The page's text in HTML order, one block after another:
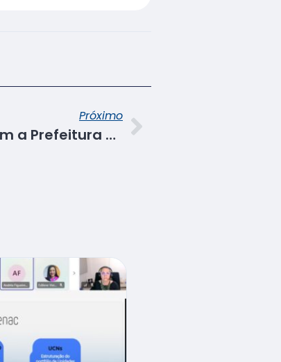
Próximo
Senac assina convênio com a Prefeitura de Laranjeiras para ofertar três cursos voltados para o turismo e gastronomia